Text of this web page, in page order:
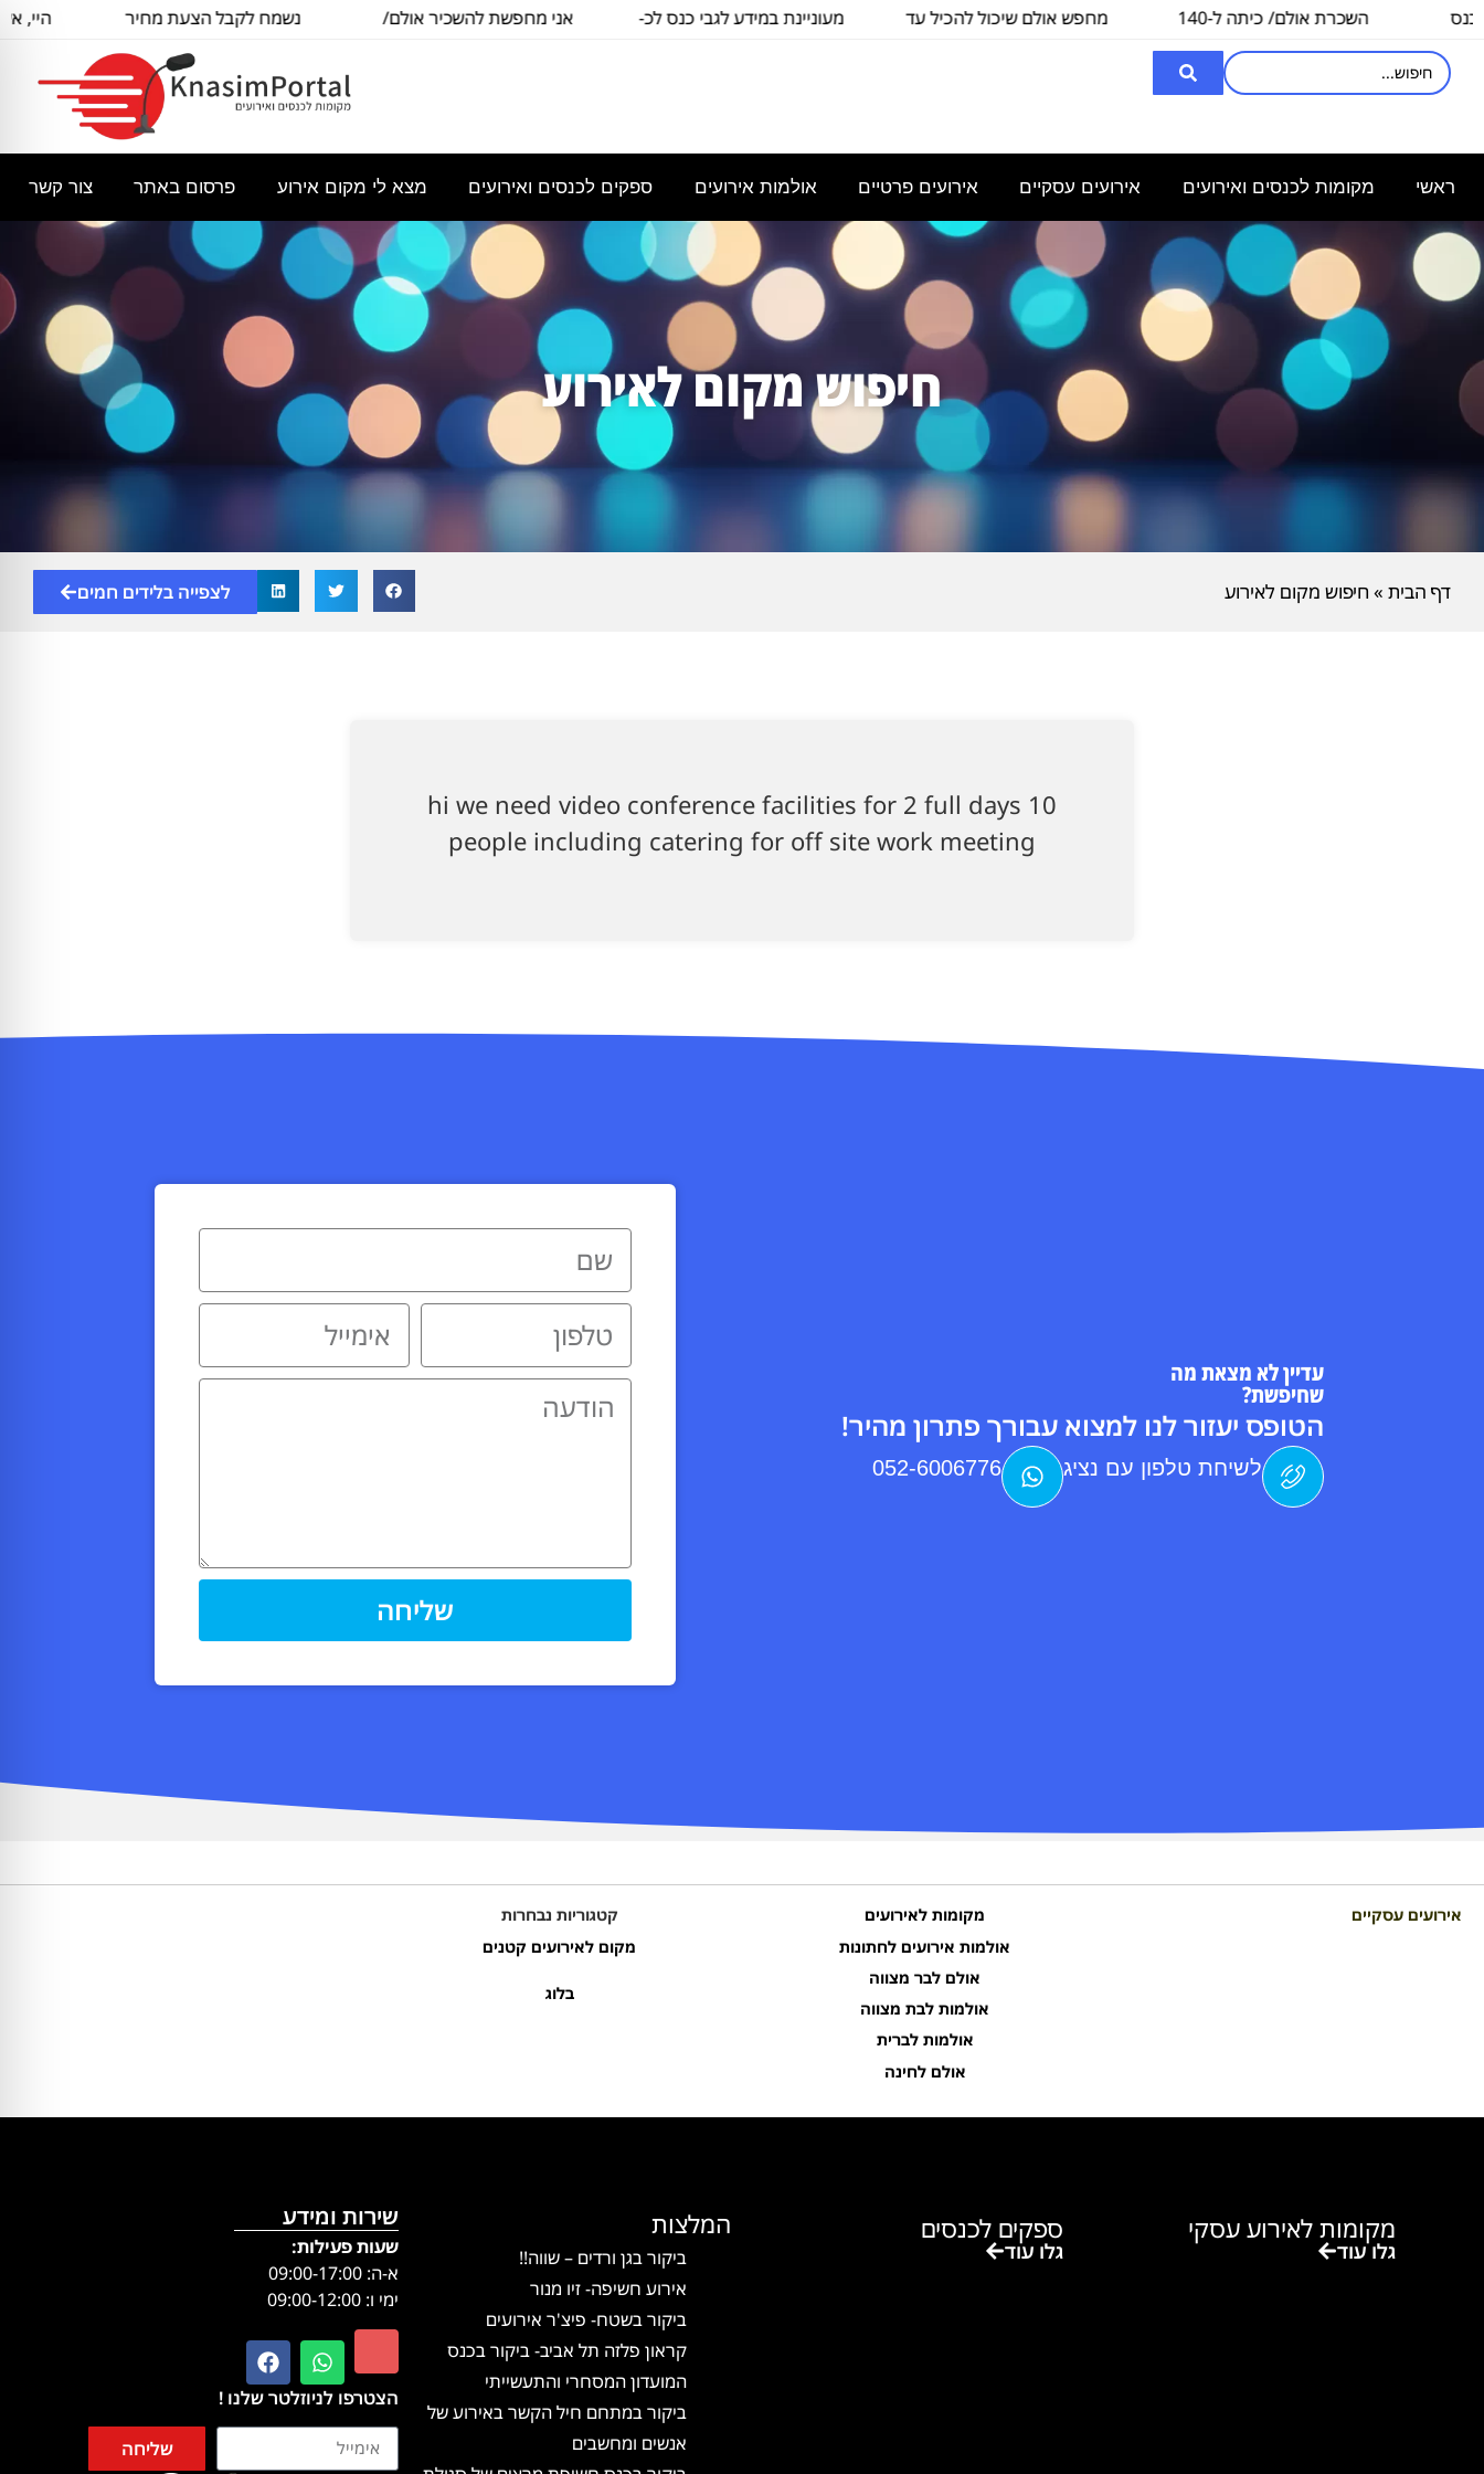
השכרת אולם/ כיתה ל-140
איש, לצורך
מחפש אולם שיכול להכיל עד
מעוניינת במידע לגבי כנס לכ-
אני מחפשת להשכיר אולם/
נשמח לקבל הצעת מחיר
היי, אשמח
ראשי מקומות לכנסים ואירועים אירועים עסקיים אירועים פרטיים אולמות אירועים ספקים לכנסים ואירועים מצא לי מקום אירוע פרסום באתר צור קשר
חיפוש מקום לאירוע
דף הבית » חיפוש מקום לאירוע לצפייה בלידים חמים
hi we need video conference facilities for 2 full days 10
people including catering for off site work meeting
עדיין לא מצאת מה
שחיפשת?
הטופס יעזור לנו למצוא עבורך פתרון מהיר!
לשיחת טלפון עם נציג 052-6006776
שליחה
אירועים עסקיים
מקומות לאירועים
אולמות אירועים לחתונות
אולם לבר מצווה
אולמות לבת מצווה
אולמות לברית
אולם לחינה
קטגוריות נבחרות
מקום לאירועים קטנים
בלוג
מקומות לאירוע עסקי
גלו עוד
ספקים לכנסים
גלו עוד
המלצות
ביקור בגן ורדים – שווה!!
אירוע חשיפה- זיו מנור
ביקור בשטח- פיצ'ר אירועים
קראון פלזה תל אביב- ביקור בכנס
המועדון המסחרי והתעשייתי
ביקור במתחם חיל הקשר באירוע של
אנשים ומחשבים
שירות ומידע
שעות פעילות:
א-ה: 09:00-17:00
ימי ו: 09:00-12:00
הצטרפו לניוזלטר שלנו !
שליחה